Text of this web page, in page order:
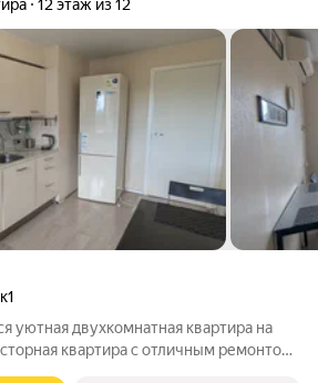
12 этаж из 12
уютная двухкомнатная квартира на
квартира с отличным ремонтом,